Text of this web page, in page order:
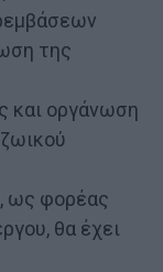
της
και οργάνωση
ως φορέας
θα έχει